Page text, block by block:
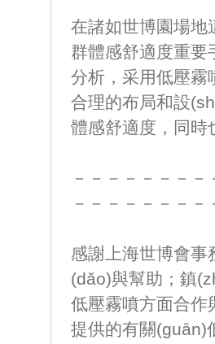
在諸如世博園場地
群體感舒適度重要
分析，采用低壓
合理的布局和設
體感舒適度，
－－－－－－－
－－－－－－－
感謝上海世博會
(dǎo)與幫助；鎮
低壓霧噴方面合作
提供的有關(guān)